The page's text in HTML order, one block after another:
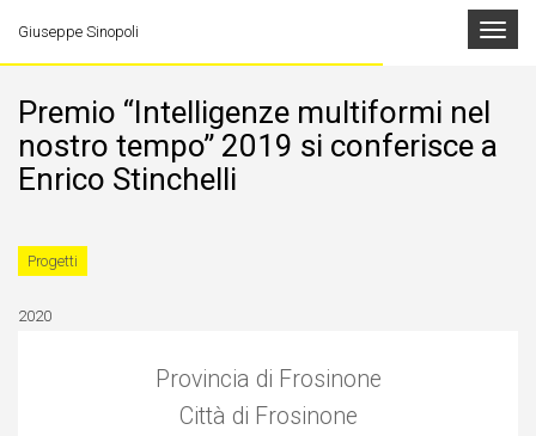
Toggle
Giuseppe Sinopoli
Premio “Intelligenze multiformi nel
nostro tempo” 2019 si conferisce a
Enrico Stinchelli
Progetti
2020
Provincia di Frosinone
Città di Frosinone